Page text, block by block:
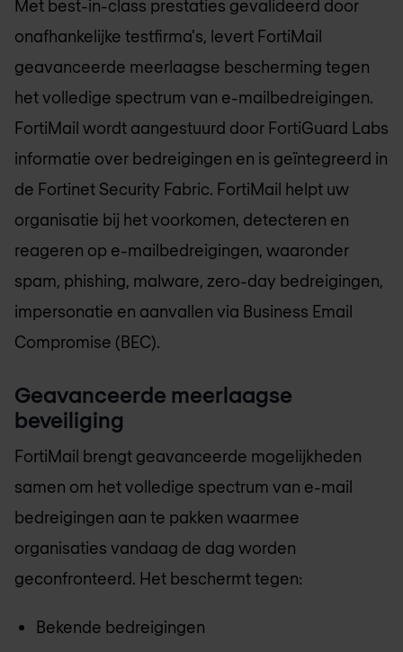
Met best-in-class prestaties gevalideerd door
onafhankelijke testfirma's, levert FortiMail
geavanceerde meerlaagse bescherming tegen
het volledige spectrum van e-mailbedreigingen.
FortiMail wordt aangestuurd door FortiGuard Labs
informatie over bedreigingen en is geïntegreerd in
de Fortinet Security Fabric. FortiMail helpt uw
organisatie bij het voorkomen, detecteren en
reageren op e-mailbedreigingen, waaronder
spam, phishing, malware, zero-day bedreigingen,
impersonatie en aanvallen via Business Email
Compromise (BEC).
Geavanceerde meerlaagse
beveiliging
FortiMail brengt geavanceerde mogelijkheden
samen om het volledige spectrum van e-mail
bedreigingen aan te pakken waarmee
organisaties vandaag de dag worden
geconfronteerd. Het beschermt tegen:
Bekende bedreigingen